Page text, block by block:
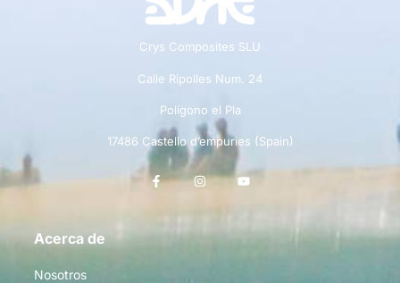
Crys Composites SLU
Calle Ripolles Num. 24
Polígono el Pla
17486 Castello d’empuries (Spain)
Acerca de
Nosotros